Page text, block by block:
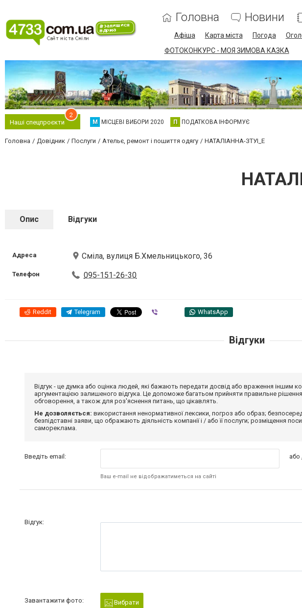
Головна Новини
Афіша Карта міста Погода
ФОТОКОНКУРС - МОЯ ЗИМОВА КАЗКА
Наші спецпроєкти
2
М МІСЦЕВІ ВИБОРИ 2020 П ПОДАТКОВА ІНФОРМУЄ
Головна Довідник Послуги Ательє, ремонт і пошиття одягу НАТАЛІАННА-ЗТУІ_Е
Опис Відгуки
Адреса Сміла, вулиця Б.Хмельницького, 36
Телефон 095-151-26-30
Reddit Telegram WhatsApp
Відгуки
Відгук - це думка або оцінка людей, які бажають передати досвід або враження іншим
аргументацією залишеного відгука. Це допоможе багатьом прийняти правильне
обговорення, а також для роз'яснення питань, що цікавлять.
Не дозволяється: використання ненормативної лексики, погроз або образ;
безпідставні заяви, що ображають діяльність компанії і / або її послуги; розміщення
самореклама.
Введіть email:
Ваш e-mail не відображатиметься на сайті
або
Відгук:
Завантажити фото: Вибрати